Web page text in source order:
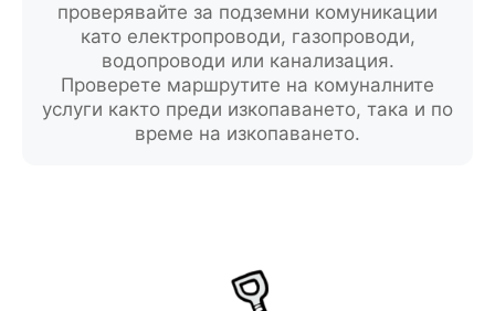
проверявайте за подземни комуникации
като електропроводи, газопроводи,
водопроводи или канализация.
Проверете маршрутите на комуналните
услуги както преди изкопаването, така и по
време на изкопаването.